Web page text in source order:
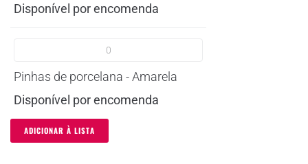
Disponível por encomenda
Pinhas de porcelana - Amarela
Disponível por encomenda
ADICIONAR À LISTA